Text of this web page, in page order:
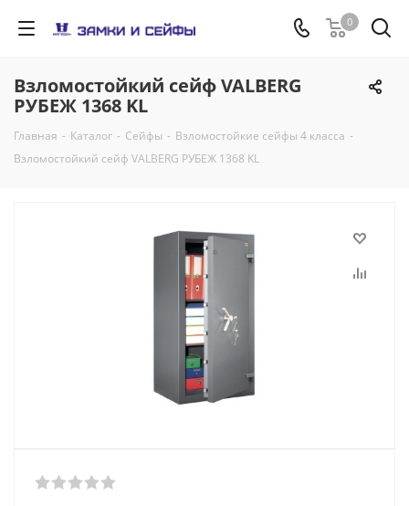
0
Взломостойкий сейф VALBERG
РУБЕЖ 1368 KL
Главная - Каталог - Сейфы - Взломостойкие сейфы 4 класса -
Взломостойкий сейф VALBERG РУБЕЖ 1368 KL